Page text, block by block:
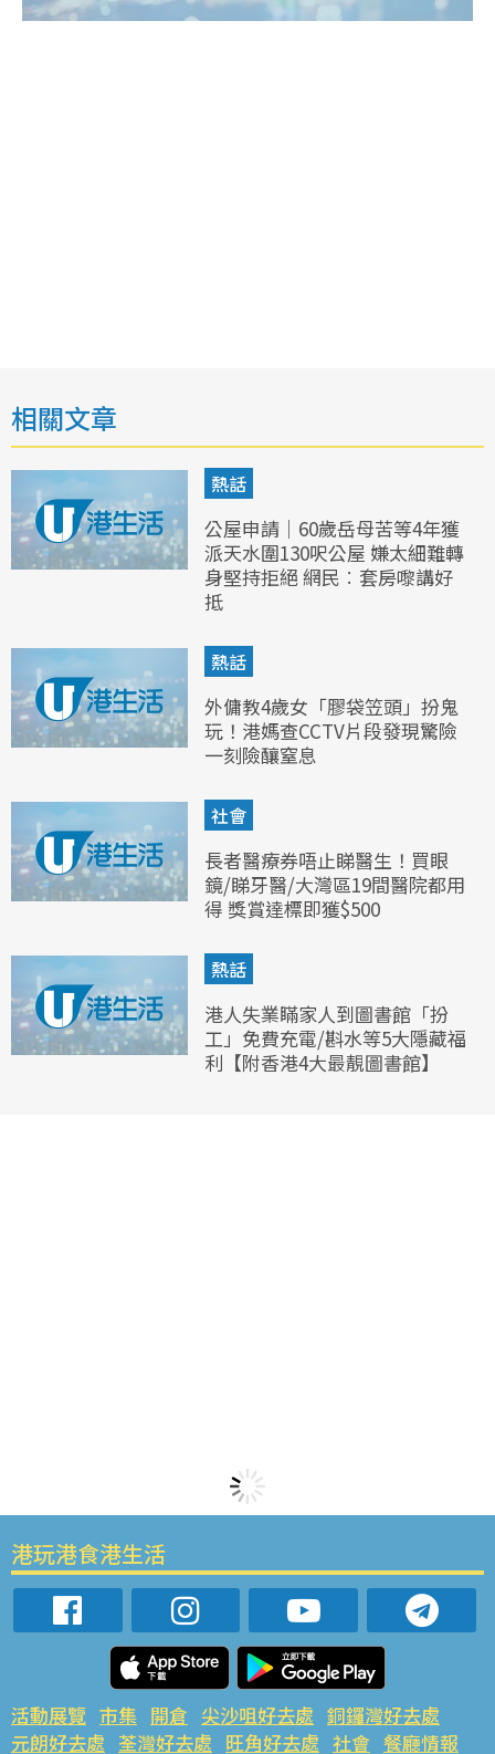
相關文章
熱話
公屋申請｜60歲岳母苦等4年獲
派天水圍130呎公屋 嫌太細難轉
身堅持拒絕 網民︰套房嚟講好
抵
熱話
外傭教4歲女「膠袋笠頭」扮鬼
玩！港媽查CCTV片段發現驚險
一刻險釀窒息
社會
長者醫療券唔止睇醫生！買眼
鏡/睇牙醫/大灣區19間醫院都用
得 獎賞達標即獲$500
熱話
港人失業瞞家人到圖書館「扮
工」免費充電/斟水等5大隱藏福
利【附香港4大最靚圖書館】
港玩港食港生活
活動展覽 市集 開倉 尖沙咀好去處 銅鑼灣好去處
元朗好去處 荃灣好去處 旺角好去處 社會 餐廳情報